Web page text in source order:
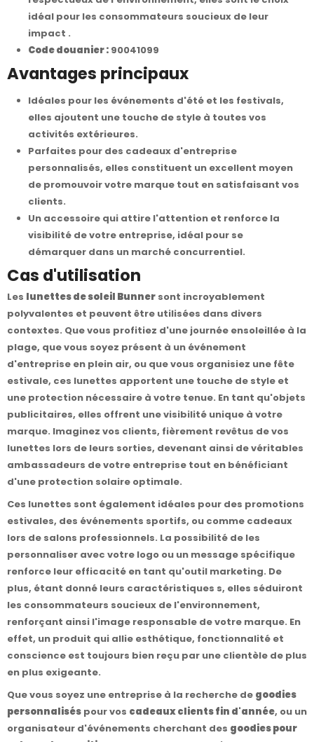
idéal pour les consommateurs soucieux de leur
impact .
Code douanier : 90041099
Avantages principaux
Idéales pour les événements d'été et les festivals,
elles ajoutent une touche de style à toutes vos
activités extérieures.
Parfaites pour des cadeaux d'entreprise
personnalisés, elles constituent un excellent moyen
de promouvoir votre marque tout en satisfaisant vos
clients.
Un accessoire qui attire l'attention et renforce la
visibilité de votre entreprise, idéal pour se
démarquer dans un marché concurrentiel.
Cas d'utilisation
Les lunettes de soleil Bunner sont incroyablement
polyvalentes et peuvent être utilisées dans divers
contextes. Que vous profitiez d'une journée ensoleillée à la
plage, que vous soyez présent à un événement
d'entreprise en plein air, ou que vous organisiez une fête
estivale, ces lunettes apportent une touche de style et
une protection nécessaire à votre tenue. En tant qu'objets
publicitaires, elles offrent une visibilité unique à votre
marque. Imaginez vos clients, fièrement revêtus de vos
lunettes lors de leurs sorties, devenant ainsi de véritables
ambassadeurs de votre entreprise tout en bénéficiant
d'une protection solaire optimale.
Ces lunettes sont également idéales pour des promotions
estivales, des événements sportifs, ou comme cadeaux
lors de salons professionnels. La possibilité de les
personnaliser avec votre logo ou un message spécifique
renforce leur efficacité en tant qu'outil marketing. De
plus, étant donné leurs caractéristiques s, elles séduiront
les consommateurs soucieux de l'environnement,
renforçant ainsi l'image responsable de votre marque. En
effet, un produit qui allie esthétique, fonctionnalité et
conscience est toujours bien reçu par une clientèle de plus
en plus exigeante.
Que vous soyez une entreprise à la recherche de goodies
personnalisés pour vos cadeaux clients fin d'année, ou un
organisateur d'événements cherchant des goodies pour